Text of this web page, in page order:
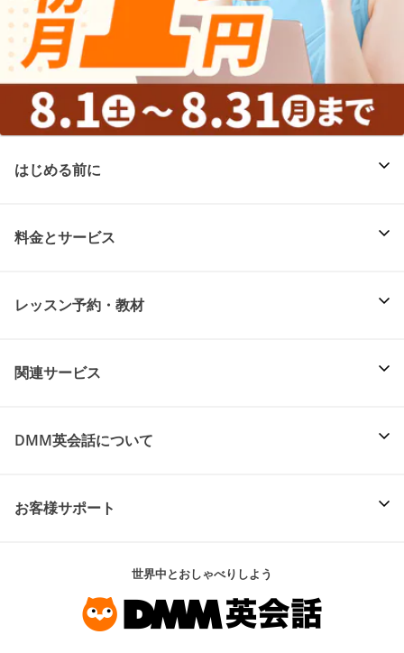
はじめる前に
料金とサービス
レッスン予約・教材
関連サービス
DMM英会話について
お客様サポート
世界中とおしゃべりしよう